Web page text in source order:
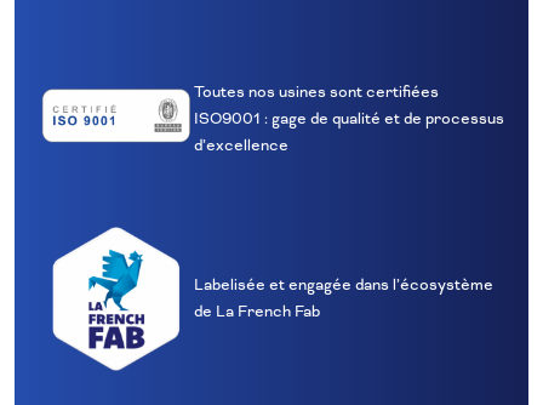
Toutes nos usines sont certifiées
ISO9001 : gage de qualité et de processus
d’excellence
Labelisée et engagée dans l’écosystème
de La French Fab